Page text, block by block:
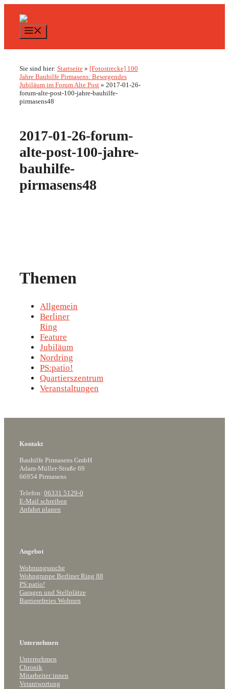
Inhalt
springen
Sie sind hier: Startseite » [Fotostrecke] 100
Jahre Bauhilfe Pirmasens: Bewegendes
Jubiläum im Forum Alte Post » 2017-01-26-
forum-alte-post-100-jahre-bauhilfe-
pirmasens48
2017-01-26-forum-
alte-post-100-jahre-
bauhilfe-
pirmasens48
Themen
Allgemein
Berliner
Ring
Feature
Jubiläum
Nordring
PS:patio!
Quartierszentrum
Veranstaltungen
Kontakt
Bauhilfe Pirmasens GmbH
Adam-Müller-Straße 69
66954 Pirmasens
Telefon: 06331 5129-0
E-Mail schreiben
Anfahrt planen
Angebot
Wohnungssuche
Wohngruppe Berliner Ring 88
PS:patio!
Garagen und Stellplätze
Barrierefreies Wohnen
Unternehmen
Unternehmen
Chronik
Mitarbeiter:innen
Verantwortung